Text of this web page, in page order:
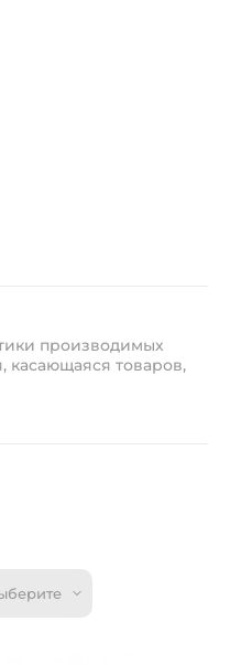
производимых
касающаяся товаров,